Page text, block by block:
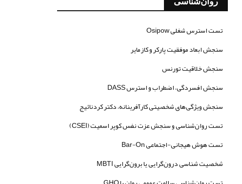
تست استرس شغلی Osipow
سنجش ابعاد موفقیت پارکر و کازمایر
سنجش خلاقیت تورنس
سنجش افسردگی، اضطراب و استرس DASS
سنجش ویژگی‌های شخصیتی کارآفرینانه، دکتر کردنائیج
تست روان‌شناسی و سنجش عزت نفس کوپر اسمیت (CSEI)
تست هوش هیجانی-اجتماعی Bar-On
شخصیت شناسی درون‌گرایی یا برون‌گرایی MBTI